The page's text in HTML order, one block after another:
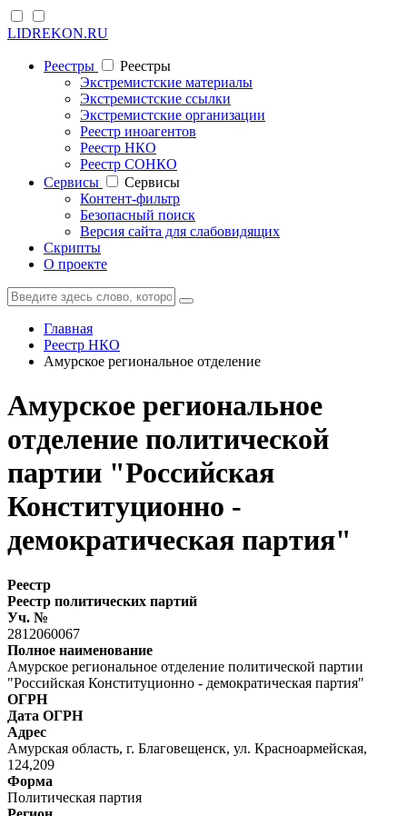
LIDREKON.RU
Реестры
Реестры
Экстремистские материалы
Экстремистские ссылки
Экстремистские организации
Реестр иноагентов
Реестр НКО
Реестр СОНКО
Cервисы
Cервисы
Контент-фильтр
Безопасный поиск
Версия сайта для слабовидящих
Скрипты
О проекте
Главная
Реестр НКО
Амурское региональное отделение
Амурское региональное
отделение политической
партии "Российская
Конституционно -
демократическая партия"
Реестр
Реестр политических партий
Уч. №
2812060067
Полное наименование
Амурское региональное отделение политической партии
"Российская Конституционно - демократическая партия"
ОГРН
Дата ОГРН
Адрес
Амурская область, г. Благовещенск, ул. Красноармейская,
124,209
Форма
Политическая партия